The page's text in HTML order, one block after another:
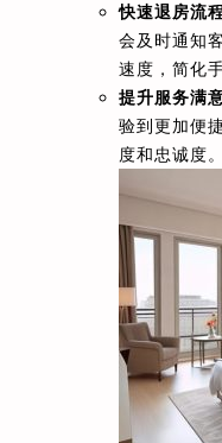
快速退房流
会及时通知
速度，简化
提升服务满
验到更加便
度和忠诚度。